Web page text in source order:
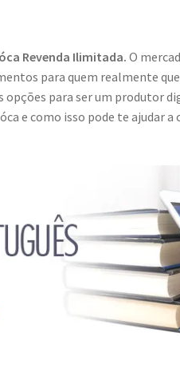
Revenda Ilimitada. O
para quem realmente
para ser um produtor
e como isso pode te ajudar a